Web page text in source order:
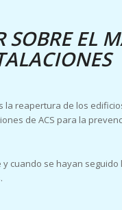
SOBRE EL
la reapertura de los
de ACS para la
y cuando se hayan